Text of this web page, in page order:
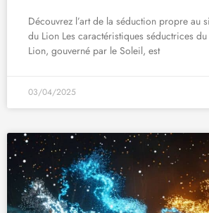
Découvrez l’art de la séduction propre au
du Lion Les caractéristiques séductrices
Lion, gouverné par le Soleil, est
03/04/2025